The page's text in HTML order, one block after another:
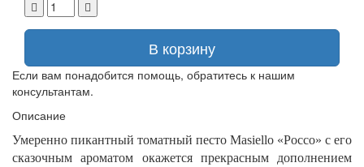
В корзину
Если вам понадобится помощь, обратитесь к нашим
консультантам.
Описание
Умеренно пикантный томатный песто Masiello «Россо» с его
сказочным ароматом окажется прекрасным дополнением